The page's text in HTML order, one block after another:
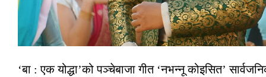
‘बा : एक योद्धा’को पञ्चेबाजा गीत ‘नभन्नू कोइसित’